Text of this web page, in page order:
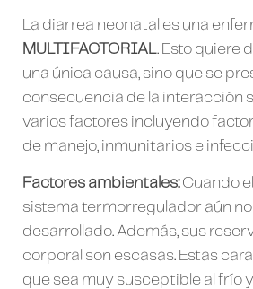
La diarrea neonatal es una
MULTIFACTORIAL. Esto quiere
una única causa, sino que se
consecuencia de la interacción
varios factores incluyendo
de manejo, inmunitarios e
Factores ambientales:Cuando
sistema termorregulador aún
desarrollado. Además, sus
corporal son escasas. Estas
que sea muy susceptible al frío